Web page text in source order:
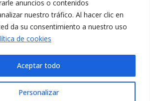
anuncios o contenidos
nuestro tráfico. Al hacer clic en
da su consentimiento a nuestro uso
de cookies
Personalizar
Aceptar todo